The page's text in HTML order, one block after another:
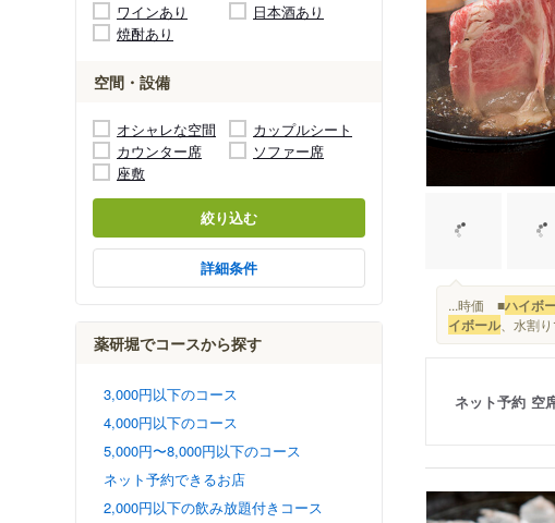
ワインあり
日本酒あり
焼酎あり
空間・設備
オシャレな空間
カップルシート
カウンター席
ソファー席
座敷
絞り込む
詳細条件
薬研堀でコースから探す
3,000円以下のコース
4,000円以下のコース
5,000円〜8,000円以下のコース
ネット予約できるお店
2,000円以下の飲み放題付きコース
...時価 ■ハイボ
イボール、水割
ネット予約 空